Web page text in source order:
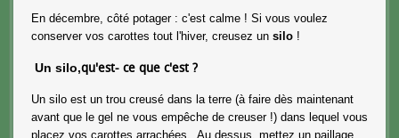
En décembre, côté potager : c'est calme ! Si vous voulez
conserver vos carottes tout l'hiver, creusez un silo !
Un silo,qu'est- ce que c'est ?
Un silo est un trou creusé dans la terre (à faire dès maintenant
avant que le gel ne vous empêche de creuser !) dans lequel vous
placez vos carottes arrachées. Au dessus, mettez un paillage